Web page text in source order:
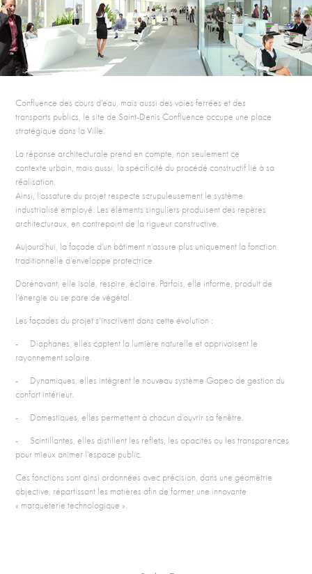
Confluence des cours d’eau, mais aussi des voies ferrées et des
transports publics, le site de Saint-Denis Confluence occupe une place
stratégique dans la Ville.
La réponse architecturale prend en compte, non seulement ce
contexte urbain, mais aussi, la spécificité du procédé constructif lié à sa
réalisation.
Ainsi, l’ossature du projet respecte scrupuleusement le système
industrialisé employé. Les éléments singuliers produisent des repères
architecturaux, en contrepoint de la rigueur constructive.
Aujourd’hui, la façade d’un bâtiment n’assure plus uniquement la fonction
traditionnelle d’enveloppe protectrice.
Dorénavant, elle isole, respire, éclaire. Parfois, elle informe, produit de
l’énergie ou se pare de végétal.
Les façades du projet s’inscrivent dans cette évolution :
- Diaphanes, elles captent la lumière naturelle et apprivoisent le
rayonnement solaire.
- Dynamiques, elles intègrent le nouveau système Gapeo de gestion du
confort intérieur.
- Domestiques, elles permettent à chacun d’ouvrir sa fenêtre.
- Scintillantes, elles distillent les reflets, les opacités ou les transparences
pour mieux animer l’espace public.
Ces fonctions sont ainsi ordonnées avec précision, dans une géométrie
objective, répartissant les matières afin de former une innovante
« marqueterie technologique ».